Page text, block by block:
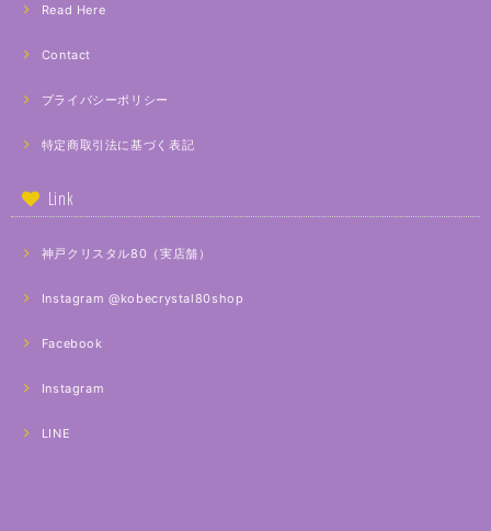
Read Here
Contact
プライバシーポリシー
特定商取引法に基づく表記
Link
神戸クリスタル80（実店舗）
Instagram @kobecrystal80shop
Facebook
Instagram
LINE